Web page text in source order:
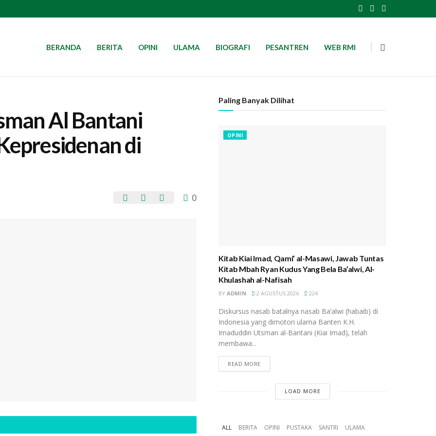
BERANDA BERITA OPINI ULAMA BIOGRAFI PESANTREN WEB RMI
Al Bantani
di
0
Paling Banyak Dilihat
OPINI
Kitab Kiai Imad, Qami’ al-Masawi, Jawab Tuntas
Kitab Mbah Ryan Kudus Yang Bela Ba’alwi, Al-
Khulashah al-Nafisah
BY ADMIN 2 AGUSTUS 2026 224
Diskursus nasab batalnya nasab Ba’alwi (habaib) di
Indonesia yang dimotori ulama Banten K.H.
Imaduddin Utsman al-Bantani (Kiai Imad), telah
membawa...
READ MORE
LOAD MORE
ALL BERITA OPINI PUSTAKA SANTRI ULAMA